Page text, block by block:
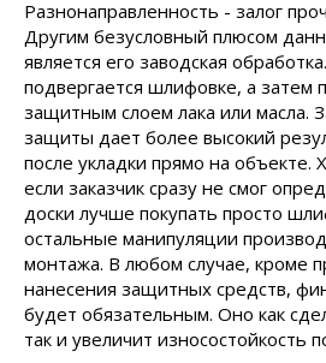
Разнонаправленность - залог
Другим безусловный плюсом
является его заводская
подвергается шлифовке, а затем
защитным слоем лака или масла.
защиты дает более высокий
после укладки прямо на объекте.
если заказчик сразу не смог
доски лучше покупать просто
остальные манипуляции
монтажа. В любом случае, кроме
нанесения защитных средств,
будет обязательным. Оно как
так и увеличит износостойкость